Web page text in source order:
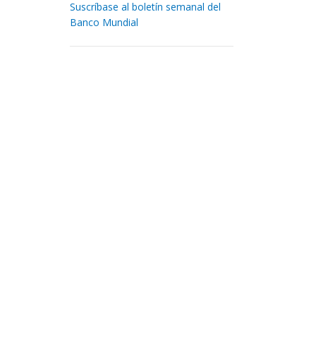
Suscríbase al boletín semanal del
Banco Mundial